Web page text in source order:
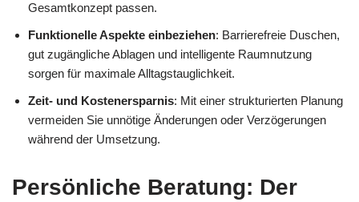
Gesamtkonzept passen.
Funktionelle Aspekte einbeziehen: Barrierefreie Duschen,
gut zugängliche Ablagen und intelligente Raumnutzung
sorgen für maximale Alltagstauglichkeit.
Zeit- und Kostenersparnis: Mit einer strukturierten Planung
vermeiden Sie unnötige Änderungen oder Verzögerungen
während der Umsetzung.
Persönliche Beratung: Der